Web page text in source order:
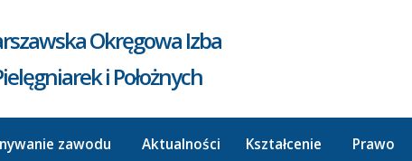
Okręgowa Izba
i Położnych
zawodu Aktualności Kształcenie Prawo